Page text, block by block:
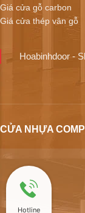
Giá cửa gỗ carbon
Giá cửa thép vân gỗ
Hoabinhdoor -
CỬA NHỰA
Hotline